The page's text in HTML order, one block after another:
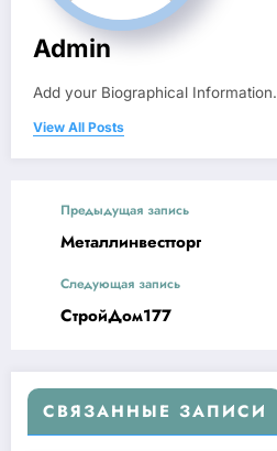
Admin
Add your Biographical Information.
View All Posts
Предыдущая запись
Металлинвестторг
Следующая запись
СтройДом177
СВЯЗАННЫЕ ЗАПИСИ